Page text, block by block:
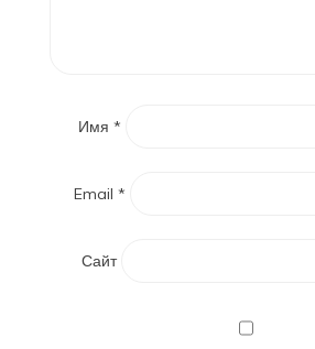
Имя *
Email *
Сайт